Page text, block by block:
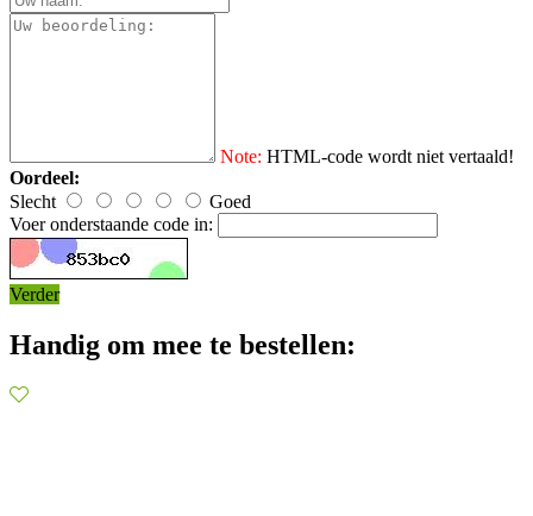
Note: HTML-code wordt niet vertaald!
Oordeel:
Slecht
Goed
Voer onderstaande code in:
Verder
Handig om mee te bestellen: